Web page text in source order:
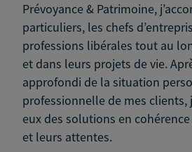
Prévoyance & Patrimoine,
particuliers, les chefs
professions libérales tout au
et dans leurs projets de vie.
approfondi de la situation
professionnelle de mes clients,
eux des solutions en
et leurs attentes.